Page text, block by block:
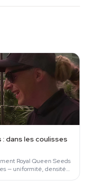
dans les coulisses
Royal Queen Seeds
— uniformité, densité